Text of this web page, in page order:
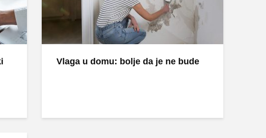
Vlaga u domu: bolje da je ne bude